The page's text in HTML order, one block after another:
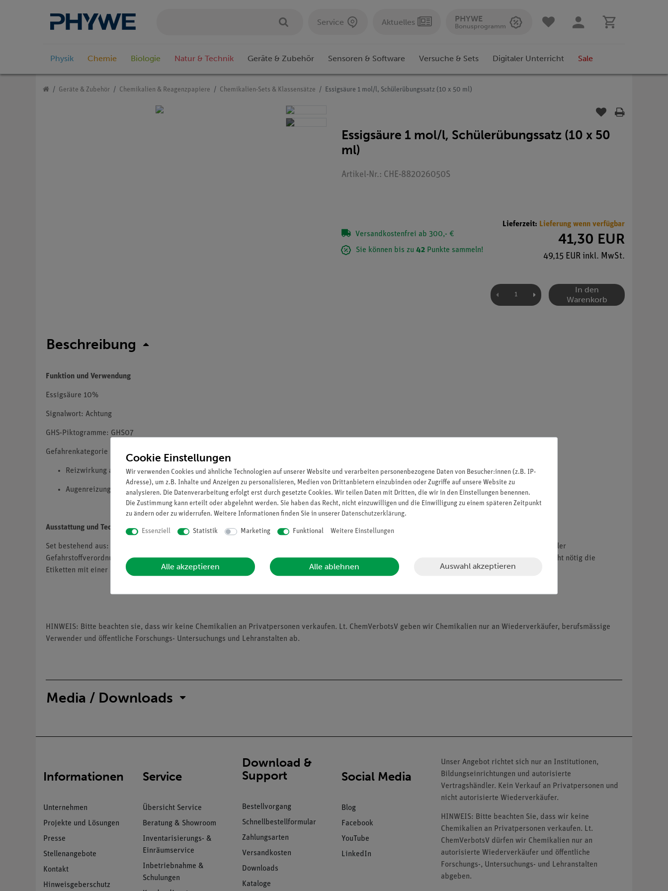
Service Aktuelles PHYWE
Bonusprogramm
Physik Chemie Biologie Natur & Technik Geräte & Zubehör Sensoren & Software Versuche & Sets Digitaler Unterricht Sale
Geräte & Zubehör Chemikalien & Reagenzpapiere Chemikalien-Sets & Klassensätze Essigsäure 1 mol/l, Schülerübungssatz (10 x 50 ml)
Essigsäure 1 mol/l, Schülerübungssatz (10 x 50
ml)
Artikel-Nr.: CHE-882026050S
Versandkostenfrei ab 300,- €
Sie können bis zu 42 Punkte sammeln!
Lieferzeit: Lieferung wenn verfügbar
41,30 EUR
49,15 EUR inkl. MwSt.
In den
Warenkorb
Beschreibung
Funktion und Verwendung
Essigsäure 10%
Signalwort: Achtung
GHS-Piktogramme: GHS07
Gefahrenkategorie und Gefahrenklasse
Reizwirkung auf die Haut, Kategorie 2, H315
Augenreizung, Kategorie 2, H319
Ausstattung und Technische Daten
Set bestehend aus: 10 x 50 ml - Pipettenflaschen (Braunglas) mit Schraubpipette, in nahezu unzerbrechlicher Kunststoffbox. Die Flaschen sind nach aktueller
Gefahrstoffverordnung etikettiert. Etikettierung mit speziellen, wasserfesten, weitestgehend säure- und laugenbeständigen Kunststoff-Etiketten (es ist nicht nötig die
Etiketten mit einer Schutzfolie zu versehen).
HINWEIS: Bitte beachten sie, dass wir keine Chemikalien an Privatpersonen verkaufen. Lt. ChemVerbotsV geben wir Chemikalien nur an Wiederverkäufer, berufsmässige
Verwender und öffentliche Forschungs- Untersuchungs und Lehranstalten ab.
Media / Downloads
Informationen
Unternehmen
Projekte und Lösungen
Presse
Stellenangebote
Kontakt
Hinweisgeberschutz
Service
Übersicht Service
Beratung & Showroom
Inventarisierungs- &
Einräumservice
Inbetriebnahme &
Schulungen
Download &
Support
Bestellvorgang
Schnellbestellformular
Zahlungsarten
Versandkosten
Downloads
Kataloge
Social Media
Blog
Facebook
YouTube
LinkedIn
Unser Angebot richtet sich nur an Institutionen,
Bildungseinrichtungen und autorisierte
Vertragshändler. Kein Verkauf an Privatpersonen und
nicht autorisierte Wiederverkäufer.
HINWEIS: Bitte beachten Sie, dass wir keine
Chemikalien an Privatpersonen verkaufen. Lt.
ChemVerbotsV dürfen wir Chemikalien nur an
autorisierte Wiederverkäufer und öffentliche
Forschungs-, Untersuchungs- und Lehranstalten
abgeben.
Cookie Einstellungen
Wir verwenden Cookies und ähnliche Technologien auf unserer Website und verarbeiten personenbezogene Daten von Besucher:innen (z.B. IP-
Adresse), um z.B. Inhalte und Anzeigen zu personalisieren, Medien von Drittanbietern einzubinden oder Zugriffe auf unsere Website zu
analysieren. Die Datenverarbeitung erfolgt erst durch gesetzte Cookies. Wir teilen Daten mit Dritten, die wir in den Einstellungen benennen.
Die Zustimmung kann erteilt oder abgelehnt werden. Sie haben das Recht, nicht einzuwilligen und die Einwilligung zu einem späteren Zeitpunkt
zu ändern oder zu widerrufen. Weitere Informationen finden Sie in unserer Daten­schutz­erklärung.
Essenziell Statistik Marketing Funktional Weitere Einstellungen
Alle akzeptieren Alle ablehnen Auswahl akzeptieren